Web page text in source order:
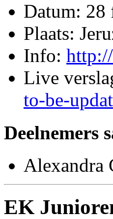
Datum: 28
Plaats:
Info:
Live
to-be-
Deelnemers
Alexandra
EK